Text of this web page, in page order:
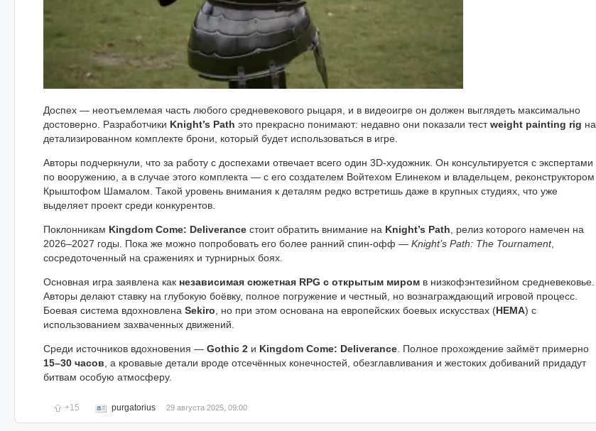
Доспех — неотъемлемая часть любого средневекового рыцаря, и в видеоигре он должен выглядеть максимально
достоверно. Разработчики Knight’s Path это прекрасно понимают: недавно они показали тестweight painting rig на
детализированном комплекте брони, который будет использоваться в игре.
Авторы подчеркнули, что за работу с доспехами отвечает всего один 3D-художник. Он консультируется с экспертами
по вооружению, а в случае этого комплекта — с его создателем Войтехом Елинеком и владельцем, реконструктором
Крыштoфом Шамалом. Такой уровень внимания к деталям редко встретишь даже в крупных студиях, что уже
выделяет проект среди конкурентов.
Поклонникам Kingdom Come: Deliverance стоит обратить внимание на Knight’s Path , релиз которого намечен на
2026–2027 годы. Пока же можно попробовать его более ранний спин-офф — Knight’s Path: The Tournament,
сосредоточенный на сражениях и турнирных боях.
Основная игра заявлена как независимая сюжетная RPG с открытым миром в низкофэнтезийном средневековье.
Авторы делают ставку на глубокую боёвку, полное погружение и честный, но вознаграждающий игровой процесс.
Боевая система вдохновлена Sekiro , но при этом основана на европейских боевых искусствах (HEMA) с
использованием захваченных движений.
Среди источников вдохновения — Gothic 2 и Kingdom Come: Deliverance . Полное прохождение займёт примерно
15–30 часов , а кровавые детали вроде отсечённых конечностей, обезглавливания и жестоких добиваний придадут
битвам особую атмосферу.
+15 purgatorius 29 августа 2025, 09:00